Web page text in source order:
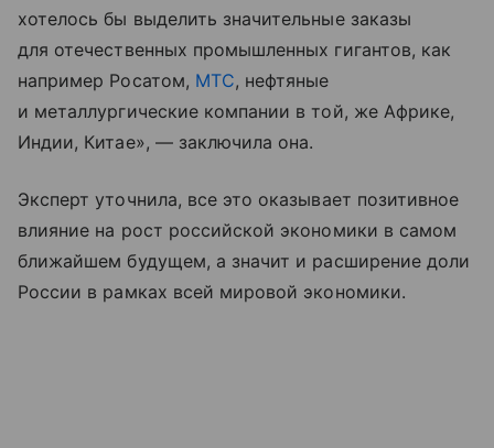
хотелось бы выделить значительные заказы
для отечественных промышленных гигантов, как
например Росатом, МТС, нефтяные
и металлургические компании в той, же Африке,
Индии, Китае», — заключила она.
Эксперт уточнила, все это оказывает позитивное
влияние на рост российской экономики в самом
ближайшем будущем, а значит и расширение доли
России в рамках всей мировой экономики.